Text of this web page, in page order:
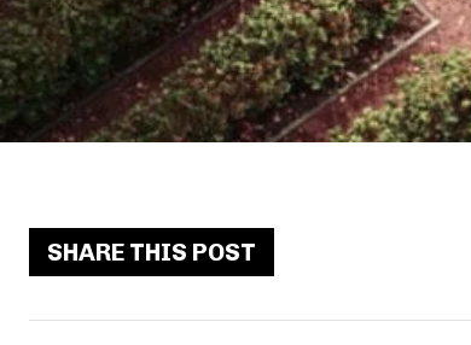
SHARE THIS POST